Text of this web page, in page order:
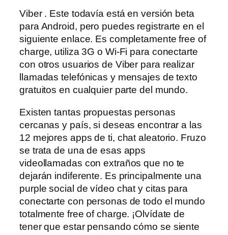
Viber . Este todavía está en versión beta
para Android, pero puedes registrarte en el
siguiente enlace. Es completamente free of
charge, utiliza 3G o Wi-Fi para conectarte
con otros usuarios de Viber para realizar
llamadas telefónicas y mensajes de texto
gratuitos en cualquier parte del mundo.
Existen tantas propuestas personas
cercanas y país, si deseas encontrar a las
12 mejores apps de ti, chat aleatorio. Fruzo
se trata de una de esas apps
videollamadas con extraños que no te
dejarán indiferente. Es principalmente una
purple social de vídeo chat y citas para
conectarte con personas de todo el mundo
totalmente free of charge. ¡Olvídate de
tener que estar pensando cómo se siente